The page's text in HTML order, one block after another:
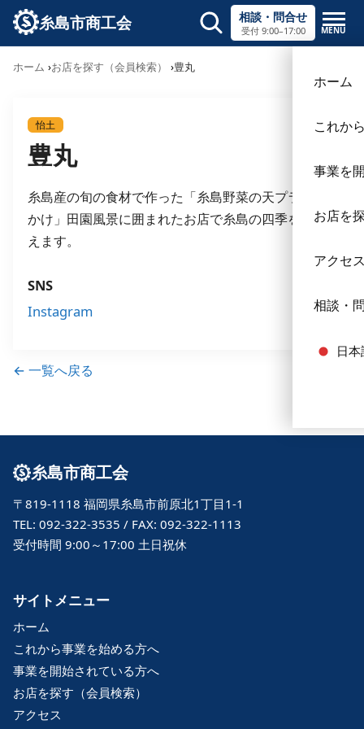
糸島市商工会 相談・問合せ
受付 9:00–17:00 MENU
サイト内検索
ホーム
これか
事業を
お店を
アクセ
相談・
日
ホーム お店を探す（会員検索） 豊丸
怡土
豊丸
糸島産の旬の食材で作った「糸島野菜の天プラぶっ
かけ」田園風景に囲まれたお店で糸島の四季を味わ
えます。
SNS
Instagram
← 一覧へ戻る
糸島市商工会
〒819-1118 福岡県糸島市前原北1丁目1-1
TEL: 092-322-3535 / FAX: 092-322-1113
受付時間 9:00～17:00 土日祝休
サイトメニュー
ホーム
これから事業を始める方へ
事業を開始されている方へ
お店を探す（会員検索）
アクセス